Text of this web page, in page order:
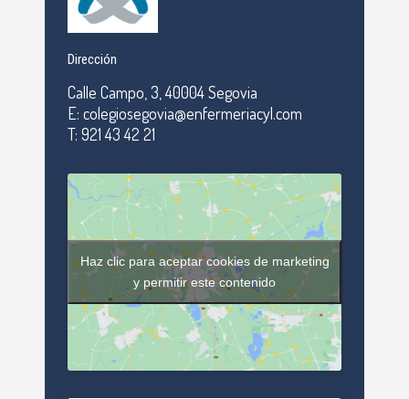
Dirección
Calle Campo, 3, 40004 Segovia
E: colegiosegovia@enfermeriacyl.com
T: 921 43 42 21
Haz clic para aceptar cookies de marketing
y permitir este contenido